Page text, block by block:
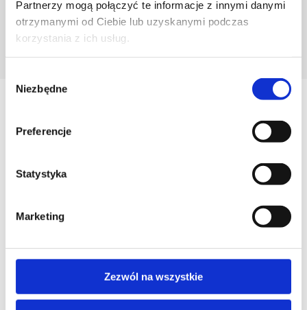
Partnerzy mogą połączyć te informacje z innymi danymi
otrzymanymi od Ciebie lub uzyskanymi podczas
korzystania z ich usług.
zgody
Niezbędne
Preferencje
Statystyka
Marketing
Zezwól na wszystkie
POZNAJ PROJEKTANTA
Podobne produkty